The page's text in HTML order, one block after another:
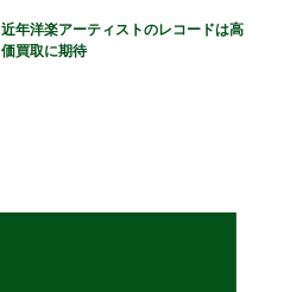
近年洋楽アーティストのレコードは高
価買取に期待